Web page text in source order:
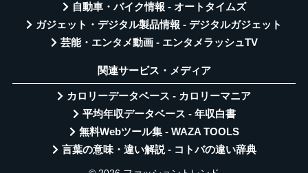
自動車・バイク情報 - オートタイムズ
ガジェット・デジタル製品情報 - デジタルガジェット
芸能・エンタメ動画 - エンタメラッシュTV
関連サービス・メディア
カロリーデータベース - カロリーマニア
平均年収データベース - 年収白書
無料Webツール集 - WAZA TOOLS
言葉の意味・違い解説 - コトバの違い辞典